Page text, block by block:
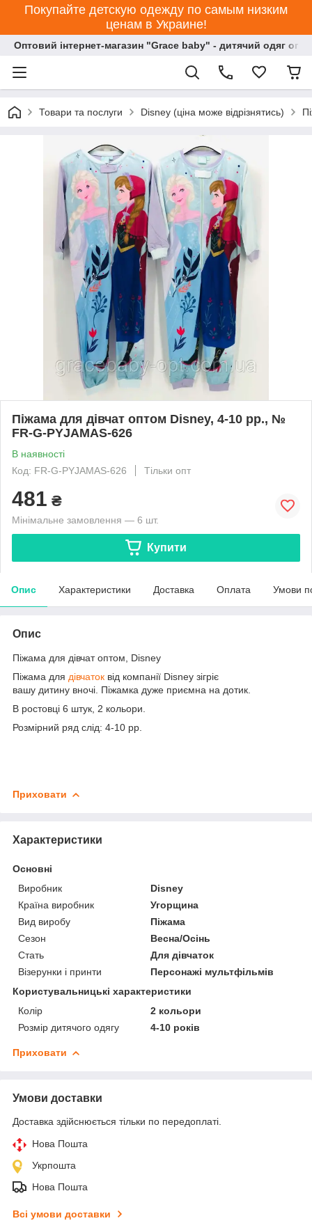
Покупайте детскую одежду по самым низким
ценам в Украине!
Оптовий інтернет-магазин "Grace baby" - дитячий одяг
Товари та послуги Disney (ціна може відрізнятись)
Піжама для дівчат оптом Disney, 4-10 рр., №
FR-G-PYJAMAS-626
В наявності
Код: FR-G-PYJAMAS-626
Тільки опт
481 ₴
Мінімальне замовлення — 6 шт.
Купити
Опис Характеристики Доставка Оплата Умови
Опис
Піжама для дівчат оптом, Disney
Піжама для дівчаток від компанії Disney зігріє
вашу дитину вночі. Піжамка дуже приємна на дотик.
В ростовці 6 штук, 2 кольори.
Розмірний ряд слід: 4-10 рр.
Приховати
Характеристики
Основні
Виробник
Disney
Країна виробник
Угорщина
Вид виробу
Піжама
Сезон
Весна/Осінь
Стать
Для дівчаток
Візерунки і принти
Персонажі мультфільмів
Користувальницькі характеристики
Колір
2 кольори
Розмір дитячого одягу
4-10 років
Приховати
Умови доставки
Доставка здійснюється тільки по передоплаті.
Нова Пошта
Укрпошта
Нова Пошта
Всі умови доставки